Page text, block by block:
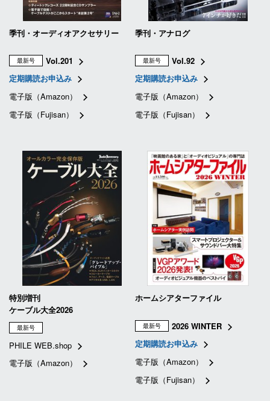
季刊・オーディオアクセサリー
最新号
Vol.201
定期購読お申込み
電子版（Amazon）
電子版（Fujisan）
季刊・アナログ
最新号
Vol.92
定期購読お申込み
電子版（Amazon）
電子版（Fujisan）
特別増刊
ケーブル大全2026
最新号
PHILE WEB.shop
電子版（Amazon）
ホームシアターファイル
最新号
2026 WINTER
定期購読お申込み
電子版（Amazon）
電子版（Fujisan）